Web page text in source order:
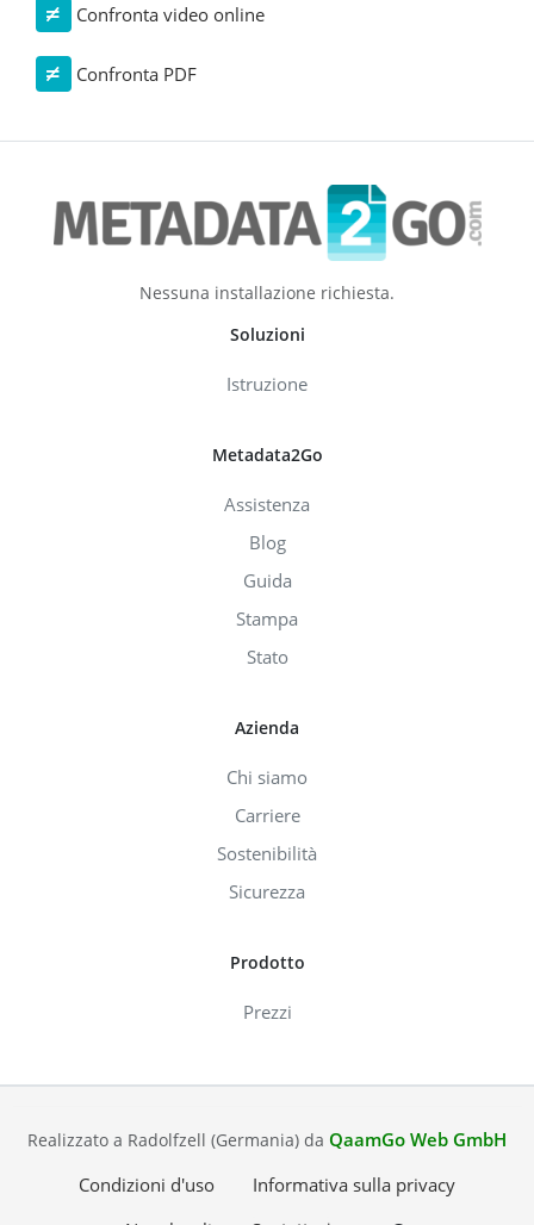
Confronta video online
Confronta PDF
Nessuna installazione richiesta.
Soluzioni
Istruzione
Metadata2Go
Assistenza
Blog
Guida
Stampa
Stato
Azienda
Chi siamo
Carriere
Sostenibilità
Sicurezza
Prodotto
Prezzi
Realizzato a Radolfzell (Germania) da QaamGo Web GmbH
Condizioni d'uso
Informativa sulla privacy